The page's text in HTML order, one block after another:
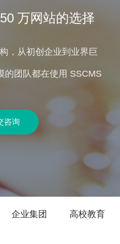
万网站的选择
，从初创企业到业界巨
的团队都在使用 SSCMS
咨询
企业集团 高校教育